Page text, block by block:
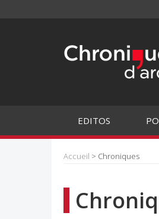
EDITOS
Accueil > Chroniques